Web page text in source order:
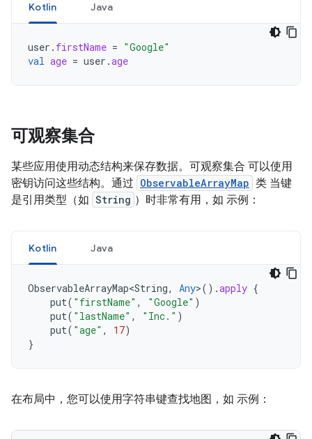
Kotlin Java
user . firstName = "Google"
val age = user .age
可观察集合
某些应用使用动态结构来保存数据。可观察集合 可以使用
密钥访问这些结构。通过 ObservableArrayMap 类 当键
是引用类型（如 String ）时非常有用，如 示例：
Kotlin Java
ObservableArrayMap<String, Any>().apply {
put( "firstName" , "Google" )
put( "lastName" , "Inc." )
put( "age" , 17)
}
在布局中，您可以使用字符串键查找地图，如 示例：